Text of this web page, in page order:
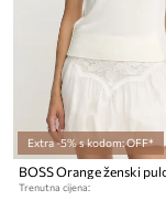
Extra -5% s kodom: OFF*
Trenutna cijena: